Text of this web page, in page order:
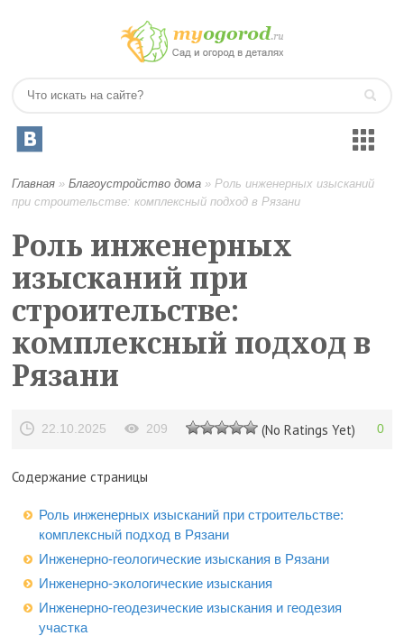
Главная »Благоустройство дома »Роль инженерных изысканий
при строительстве: комплексный подход в Рязани
Роль инженерных
изысканий при
строительстве:
комплексный подход в
Рязани
22.10.2025 209 (No Ratings Yet) 0
Содержание страницы
Роль инженерных изысканий при строительстве:
комплексный подход в Рязани
Инженерно-геологические изыскания в Рязани
Инженерно-экологические изыскания
Инженерно-геодезические изыскания и геодезия
участка